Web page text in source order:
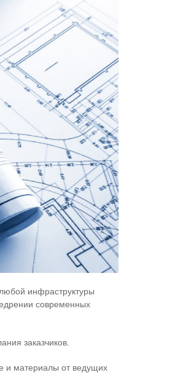
инфраструктуры
современных
заказчиков.
и материалы от ведущих